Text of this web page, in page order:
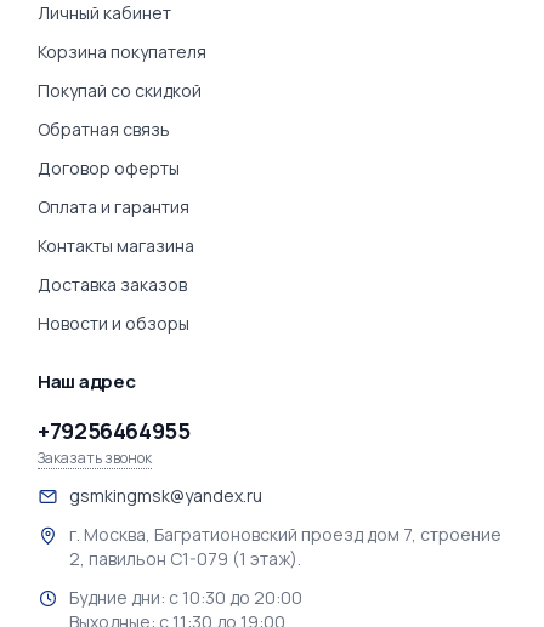
Личный кабинет
Корзина покупателя
Покупай со скидкой
Обратная связь
Договор оферты
Оплата и гарантия
Контакты магазина
Доставка заказов
Новости и обзоры
Наш адрес
+79256464955
Заказать звонок
gsmkingmsk@yandex.ru
г. Москва, Багратионовский проезд дом 7, строение
2, павильон С1-079 (1 этаж).
Будние дни: с 10:30 до 20:00
Выходные: с 11:30 до 19:00